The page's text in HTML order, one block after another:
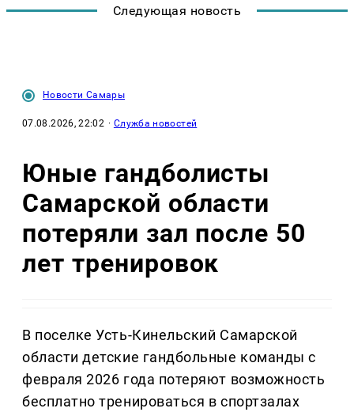
Следующая новость
Новости Самары
07.08.2026, 22:02 · Служба новостей
Юные гандболисты
Самарской области
потеряли зал после 50
лет тренировок
В поселке Усть-Кинельский Самарской
области детские гандбольные команды с
февраля 2026 года потеряют возможность
бесплатно тренироваться в спортзалах